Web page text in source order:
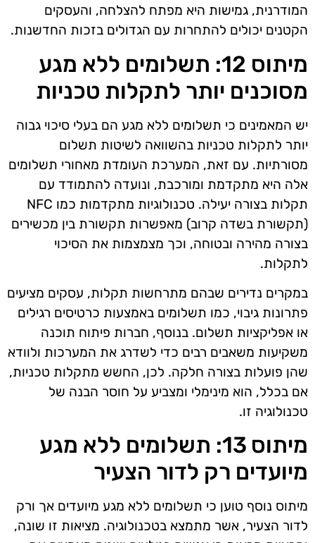
המודרנית, גמישות היא מפתח להצלחה, והעסקים
הקטנים יכולים להתחרות עם הגדולים בזכות החדשנות.
מיתוס 12: תשלומים ללא מגע
מסוכנים יותר לתקלות טכניות
יש המאמינים כי תשלומים ללא מגע הם בעלי סיכוי גבוה
יותר לתקלות טכניות בהשוואה לשיטות תשלום
מסורתיות. עם זאת, המערכת העומדת מאחורי תשלומים
אלה היא מתקדמת ומורכבת, ונועדה להתמודד עם
תקלות בצורה יעילה. טכנולוגיות מתקדמות כמו NFC
(תקשורת בשדה קרוב) מאפשרות תקשורת בין מכשירים
בצורה מהירה ובטוחה, וכך מצמצמות את הסיכוי
לתקלות.
במקרים נדירים שבהם מתרחשות תקלות, עסקים מציעים
פתרונות גיבוי, כמו תשלומים באמצעות כרטיסים רגילים
או אפליקציות תשלום. בנוסף, חברות פיתוח תוכנה
משקיעות משאבים רבים כדי לשדרג את המערכות ולוודא
שהן פועלות בצורה חלקה. לכן, החשש מתקלות טכניות,
אם בכלל, הוא מינימלי ומצביע על חוסר הבנה של
טכנולוגיה זו.
מיתוס 13: תשלומים ללא מגע
מיועדים רק לדור הצעיר
מיתוס נוסף טוען כי תשלומים ללא מגע מיועדים אך ורק
לדור הצעיר, אשר מתמצא בטכנולוגיה. מציאות זו שונה,